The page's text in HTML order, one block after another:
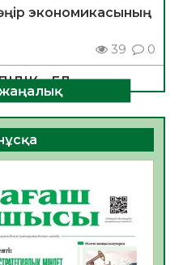
экономикасының
39 0
– ЕЛ
36 0
– БОЛАШАҚҚА
қарсы иммундау
40